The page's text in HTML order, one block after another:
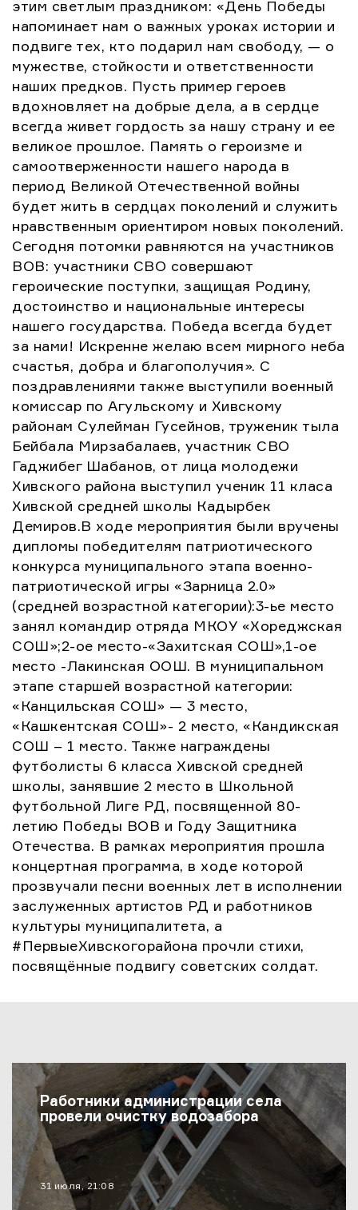
этим светлым праздником: «День Победы
напоминает нам о важных уроках истории и
подвиге тех, кто подарил нам свободу, — о
мужестве, стойкости и ответственности
наших предков. Пусть пример героев
вдохновляет на добрые дела, а в сердце
всегда живет гордость за нашу страну и ее
великое прошлое. Память о героизме и
самоотверженности нашего народа в
период Великой Отечественной войны
будет жить в сердцах поколений и служить
нравственным ориентиром новых поколений.
Сегодня потомки равняются на участников
ВОВ: участники СВО совершают
героические поступки, защищая Родину,
достоинство и национальные интересы
нашего государства. Победа всегда будет
за нами! Искренне желаю всем мирного неба
счастья, добра и благополучия». С
поздравлениями также выступили военный
комиссар по Агульскому и Хивскому
районам Сулейман Гусейнов, труженик тыла
Бейбала Мирзабалаев, участник СВО
Гаджибег Шабанов, от лица молодежи
Хивского района выступил ученик 11 класа
Хивской средней школы Кадырбек
Демиров.В ходе мероприятия были вручены
дипломы победителям патриотического
конкурса муниципального этапа военно-
патриотической игры «Зарница 2.0»
(средней возрастной категории):3-ье место
занял командир отряда МКОУ «Хореджская
СОШ»;2-ое место-«Захитская СОШ»,1-ое
место -Лакинская ООШ. В муниципальном
этапе старшей возрастной категории:
«Канцильская СОШ» — 3 место,
«Кашкентская СОШ»- 2 место, «Кандикская
СОШ – 1 место. Также награждены
футболисты 6 класса Хивской средней
школы, занявшие 2 место в Школьной
футбольной Лиге РД, посвященной 80-
летию Победы ВОВ и Году Защитника
Отечества. В рамках мероприятия прошла
концертная программа, в ходе которой
прозвучали песни военных лет в исполнении
заслуженных артистов РД и работников
культуры муниципалитета, а
#ПервыеХивскогорайона прочли стихи,
посвящённые подвигу советских солдат.
Последние Новости
Работники администрации села
провели очистку водозабора
материал опубликован
31 июля, 21:08